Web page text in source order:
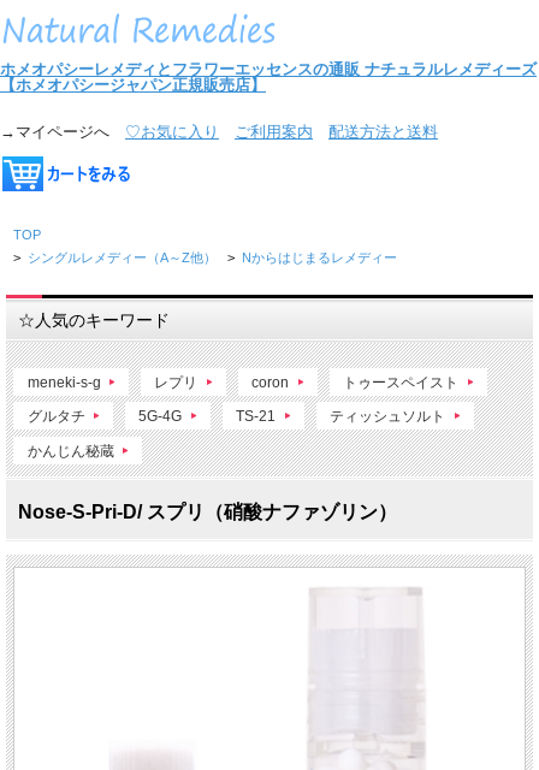
ホメオパシーレメディとフラワーエッセンスの通販 ナチュラルレメディーズ
【ホメオパシージャパン正規販売店】
→マイページへ ♡お気に入り ご利用案内 配送方法と送料
TOP
> シングルレメディー（A～Z他） > Nからはじまるレメディー
☆人気のキーワード
meneki-s-g レプリ coron トゥースペイスト
グルタチ 5G-4G TS-21 ティッシュソルト
かんじん秘蔵
Nose-S-Pri-D/ スプリ（硝酸ナファゾリン）